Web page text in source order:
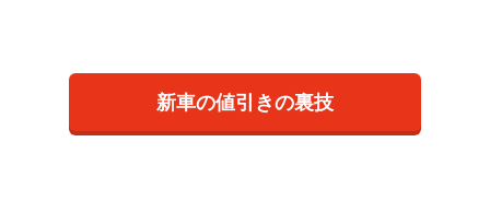
新車の値引きの裏技